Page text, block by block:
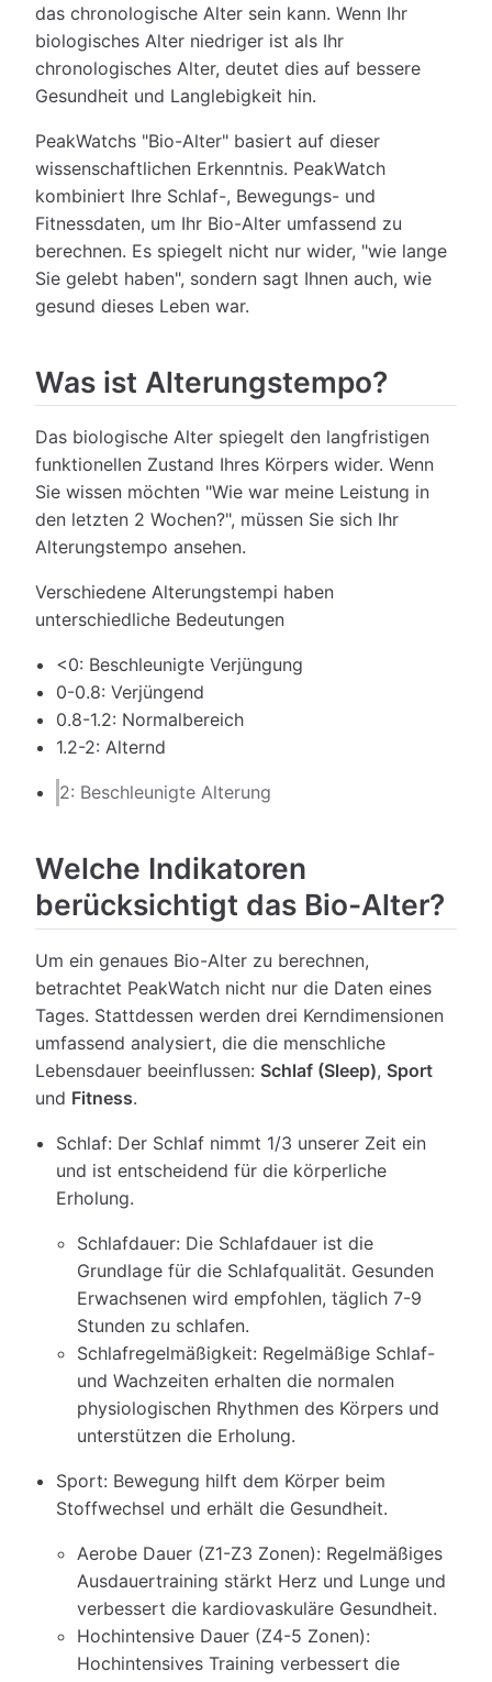
das chronologische Alter sein kann. Wenn Ihr
biologisches Alter niedriger ist als Ihr
chronologisches Alter, deutet dies auf bessere
Gesundheit und Langlebigkeit hin.
PeakWatchs "Bio-Alter" basiert auf dieser
wissenschaftlichen Erkenntnis. PeakWatch
kombiniert Ihre Schlaf-, Bewegungs- und
Fitnessdaten, um Ihr Bio-Alter umfassend zu
berechnen. Es spiegelt nicht nur wider, "wie lange
Sie gelebt haben", sondern sagt Ihnen auch, wie
gesund dieses Leben war.
Was ist Alterungstempo?
Das biologische Alter spiegelt den langfristigen
funktionellen Zustand Ihres Körpers wider. Wenn
Sie wissen möchten "Wie war meine Leistung in
den letzten 2 Wochen?", müssen Sie sich Ihr
Alterungstempo ansehen.
Verschiedene Alterungstempi haben
unterschiedliche Bedeutungen
<0: Beschleunigte Verjüngung
0-0.8: Verjüngend
0.8-1.2: Normalbereich
1.2-2: Alternd
2: Beschleunigte Alterung
Welche Indikatoren
berücksichtigt das Bio-Alter?
Um ein genaues Bio-Alter zu berechnen,
betrachtet PeakWatch nicht nur die Daten eines
Tages. Stattdessen werden drei Kerndimensionen
umfassend analysiert, die die menschliche
Lebensdauer beeinflussen: Schlaf (Sleep), Sport
und Fitness.
Schlaf: Der Schlaf nimmt 1/3 unserer Zeit ein
und ist entscheidend für die körperliche
Erholung.
Schlafdauer: Die Schlafdauer ist die
Grundlage für die Schlafqualität. Gesunden
Erwachsenen wird empfohlen, täglich 7-9
Stunden zu schlafen.
Schlafregelmäßigkeit: Regelmäßige Schlaf-
und Wachzeiten erhalten die normalen
physiologischen Rhythmen des Körpers und
unterstützen die Erholung.
Sport: Bewegung hilft dem Körper beim
Stoffwechsel und erhält die Gesundheit.
Aerobe Dauer (Z1-Z3 Zonen): Regelmäßiges
Ausdauertraining stärkt Herz und Lunge und
verbessert die kardiovaskuläre Gesundheit.
Hochintensive Dauer (Z4-5 Zonen):
Hochintensives Training verbessert die